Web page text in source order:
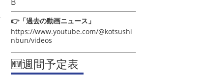
👉「過去の動画ニュース」
https://www.youtube.com/@kotsushi
nbun/videos
🆕週間予定表